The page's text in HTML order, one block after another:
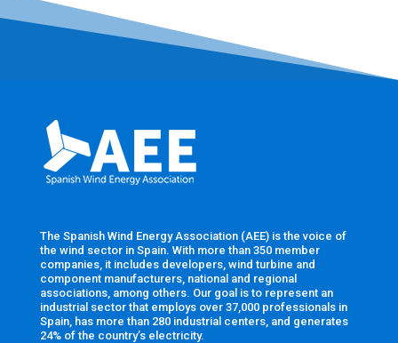
The Spanish Wind Energy Association (AEE) is the voice of
the wind sector in Spain. With more than 350 member
companies, it includes developers, wind turbine and
component manufacturers, national and regional
associations, among others. Our goal is to represent an
industrial sector that employs over 37,000 professionals in
Spain, has more than 280 industrial centers, and generates
24% of the country’s electricity.